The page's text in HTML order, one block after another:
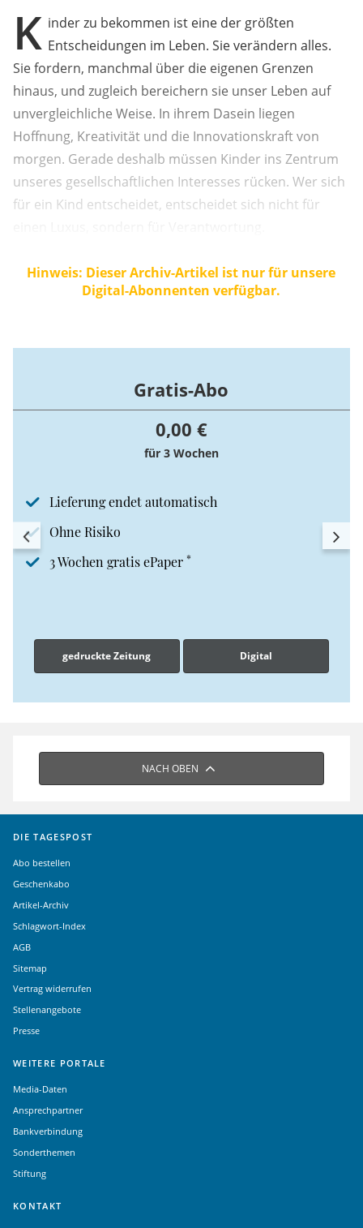
K inder zu bekommen ist eine der größten
Entscheidungen im Leben. Sie verändern alles.
Sie fordern, manchmal über die eigenen Grenzen
hinaus, und zugleich bereichern sie unser Leben auf
unvergleichliche Weise. In ihrem Dasein liegen
Hoffnung, Kreativität und die Innovationskraft von
morgen. Gerade deshalb müssen Kinder ins Zentrum
unseres gesellschaftlichen Interesses rücken. Wer sich
für ein Kind entscheidet, entscheidet sich nicht für
Hinweis: Dieser Archiv-Artikel ist nur für unsere
Digital-Abonnenten verfügbar.
Gratis-Abo
0,00 €
für 3 Wochen
Lieferung endet automatisch
Ohne Risiko
3 Wochen gratis ePaper *
gedruckte Zeitung Digital
NACH OBEN
DIE TAGESPOST
Abo bestellen
Geschenkabo
Artikel-Archiv
Schlagwort-Index
AGB
Sitemap
Vertrag widerrufen
Stellenangebote
Presse
WEITERE PORTALE
Media-Daten
Ansprechpartner
Bankverbindung
Sonderthemen
Stiftung
KONTAKT